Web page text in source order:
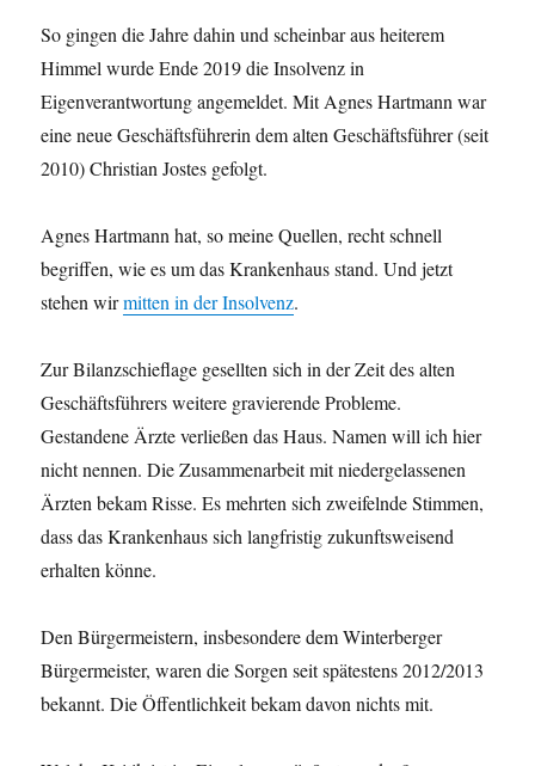
So gingen die Jahre dahin und scheinbar aus heiterem
Himmel wurde Ende 2019 die Insolvenz in
Eigenverantwortung angemeldet. Mit Agnes Hartmann war
eine neue Geschäftsführerin dem alten Geschäftsführer (seit
2010) Christian Jostes gefolgt.
Agnes Hartmann hat, so meine Quellen, recht schnell
begriffen, wie es um das Krankenhaus stand. Und jetzt
stehen wirmitten in der Insolvenz.
Zur Bilanzschieflage gesellten sich in der Zeit des alten
Geschäftsführers weitere gravierende Probleme.
Gestandene Ärzte verließen das Haus. Namen will ich hier
nicht nennen. Die Zusammenarbeit mit niedergelassenen
Ärzten bekam Risse. Es mehrten sich zweifelnde Stimmen,
dass das Krankenhaus sich langfristig zukunftsweisend
erhalten könne.
Den Bürgermeistern, insbesondere dem Winterberger
Bürgermeister, waren die Sorgen seit spätestens 2012/2013
bekannt. Die Öffentlichkeit bekam davon nichts mit.